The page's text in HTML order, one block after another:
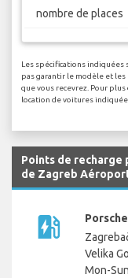
nombre de places
Les spécifications
pas garantir le modèle et les
que vous recevrez. Pour
location de voitures
Points de
de Zagreb
ev_station
Velika
Mon-